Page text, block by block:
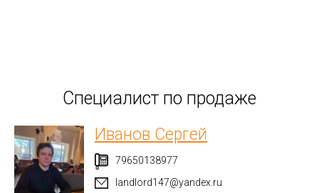
Специалист по продаже
Иванов Сергей
79650138977
landlord147@yandex.ru